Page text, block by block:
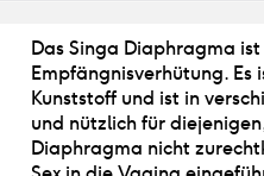
Das Singa Diaphragma
Empfängnisverhütung. Es
Kunststoff und ist in
und nützlich für
Diaphragma nicht